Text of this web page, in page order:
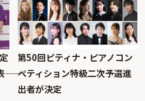
第50回ピティナ・ピアノコン
ペティション特級二次予選進
出者が決定